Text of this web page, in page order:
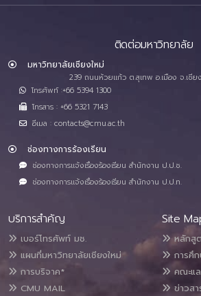
ติดต่อมหาวิทยาลัย
มหาวิทยาลัยเชียงใหม่
239 ถนนห้วยแก้ว ต.สุเทพ อ.เมือง จ.เชีย
โทรศัพท์ :+66 5394 1300
โทรสาร : +66 5321 7143
อีเมล : contacts@cmu.ac.th
ช่องทางการร้องเรียน
ช่องทางการแจ้งเรื่องร้องเรียน สำนักงาน ป.ป.ช.
ช่องทางการแจ้งเรื่องร้องเรียน สำนักงาน ป.ป.ท.
บริการสำคัญ
เบอร์โทรศัพท์ มช.
แผนที่มหาวิทยาลัยเชียงใหม่
การบริจาค*
CMU MAIL
Site
หลักสู
การศึ
คณะแ
ข่าวสา